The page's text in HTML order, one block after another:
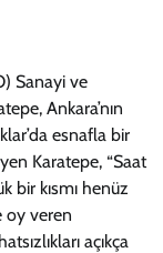
Sanayi ve
Ankara’nın
esnafla bir
Karatepe, “Saat
bir kısmı henüz
oy veren
açıkça